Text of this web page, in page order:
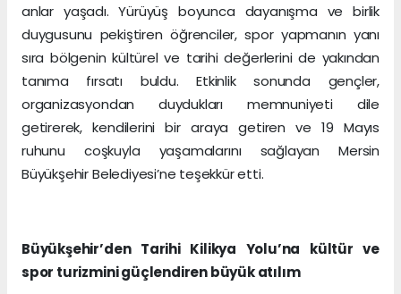
anlar yaşadı. Yürüyüş boyunca dayanışma ve birlik
duygusunu pekiştiren öğrenciler, spor yapmanın yanı
sıra bölgenin kültürel ve tarihi değerlerini de yakından
tanıma fırsatı buldu. Etkinlik sonunda gençler,
organizasyondan duydukları memnuniyeti dile
getirerek, kendilerini bir araya getiren ve 19 Mayıs
ruhunu coşkuyla yaşamalarını sağlayan Mersin
Büyükşehir Belediyesi’ne teşekkür etti.
Büyükşehir’den Tarihi Kilikya Yolu’na kültür ve
spor turizmini güçlendiren büyük atılım